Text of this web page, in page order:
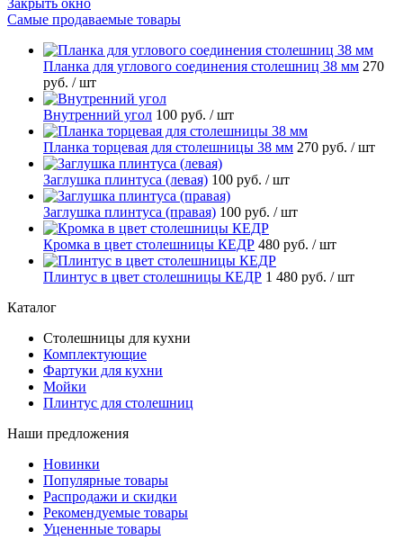
Закрыть окно
Самые продаваемые товары
Планка для углового соединения столешниц 38 мм 270
руб. / шт
Внутренний угол 100 руб. / шт
Планка торцевая для столешницы 38 мм 270 руб. / шт
Заглушка плинтуса (левая) 100 руб. / шт
Заглушка плинтуса (правая) 100 руб. / шт
Кромка в цвет столешницы КЕДР 480 руб. / шт
Плинтус в цвет столешницы КЕДР 1 480 руб. / шт
Каталог
Столешницы для кухни
Комплектующие
Фартуки для кухни
Мойки
Плинтус для столешниц
Наши предложения
Новинки
Популярные товары
Распродажи и скидки
Рекомендуемые товары
Уцененные товары